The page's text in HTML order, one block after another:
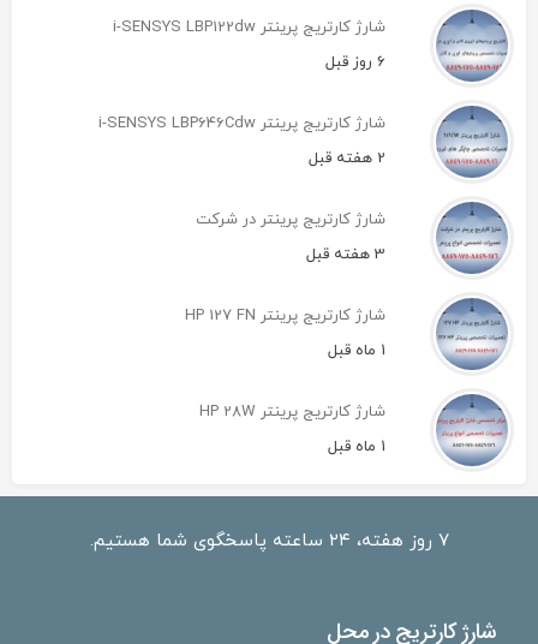
شارژ کارتریج پرینتر i-SENSYS LBP122dw
6 روز قبل
شارژ کارتریج پرینتر i-SENSYS LBP646Cdw
2 هفته قبل
شارژ کارتریج پرینتر در شرکت
3 هفته قبل
شارژ کارتریج پرینتر HP 127 FN
1 ماه قبل
شارژ کارتریج پرینتر HP 28W
1 ماه قبل
۷ روز هفته، ۲۴ ساعته پاسخگوی شما هستیم.
شارژ کارتریج در محل